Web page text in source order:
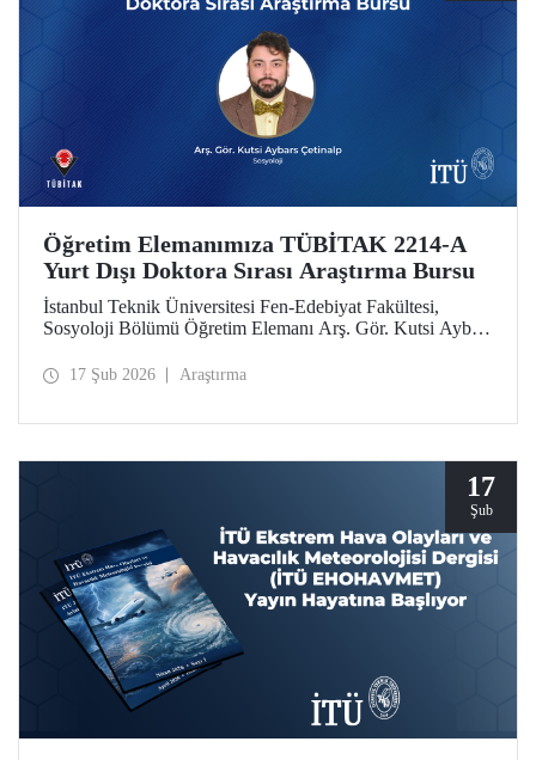
Öğretim Elemanımıza TÜBİTAK 2214-A
Yurt Dışı Doktora Sırası Araştırma Bursu
İstanbul Teknik Üniversitesi Fen-Edebiyat Fakültesi,
Sosyoloji Bölümü Öğretim Elemanı Arş. Gör. Kutsi Aybars
Araştırma Bursu kapsamında desteklenmeye hak kazandı.
17 Şub 2026 Araştırma
17
Şub